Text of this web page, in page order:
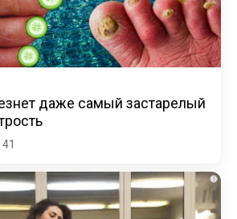
даже самый застарелый
41
i